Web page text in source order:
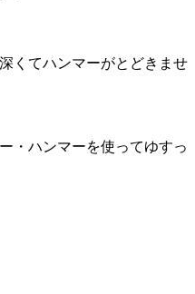
くてハンマーがとどきませ
・ハンマーを使ってゆすっ